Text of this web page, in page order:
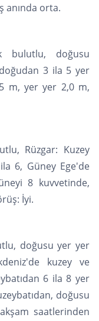
anında orta.
bulutlu, doğusu
3 ila 5 yer
m, yer yer 2,0 m,
Rüzgar: Kuzey
6, Güney Ege'de
8 kuvvetinde,
İyi.
doğusu yer yer
kuzey ve
6 ila 8 yer
doğusu
saatlerinden